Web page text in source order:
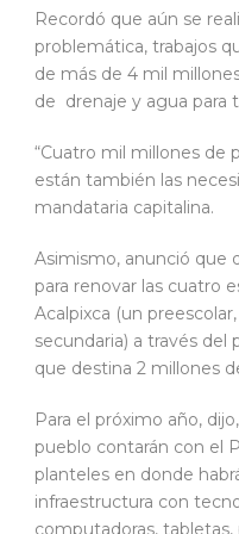
Recordó que aún se
problemática, trabajos
de más de 4 mil
de drenaje y agua para
“Cuatro mil millones de
están también las
mandataria capitalina.
Asimismo, anunció que
para renovar las cuatro
Acalpixca (un
secundaria) a través del
que destina 2 millones
Para el próximo año,
pueblo contarán con el
planteles en donde
infraestructura con
computadoras,